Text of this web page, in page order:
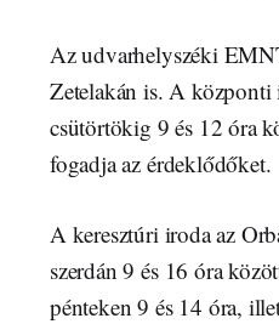
Az udvarhelyszéki
Zetelakán is. A központi
csütörtökig 9 és 12 óra
fogadja az érdeklődőket.
A keresztúri iroda az
szerdán 9 és 16 óra
pénteken 9 és 14 óra,